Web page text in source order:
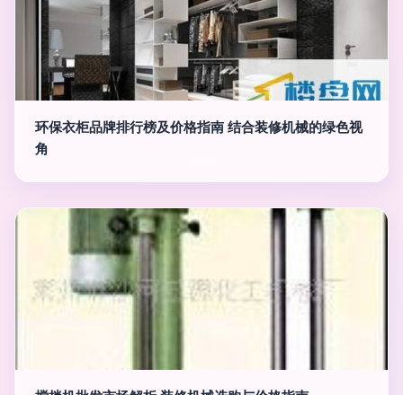
环保衣柜品牌排行榜及价格指南 结合装修机械的绿色视
角